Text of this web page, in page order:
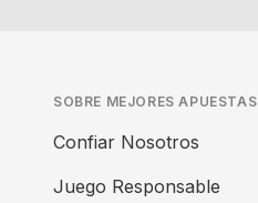
SOBRE MEJORES APUESTAS
Confiar Nosotros
Juego Responsable